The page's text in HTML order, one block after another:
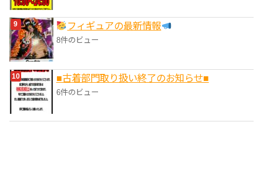
フィギュアの最新情報
8件のビュー
■‎古着部門取り扱い終了のお知らせ■
6件のビュー